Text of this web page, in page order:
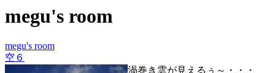
megu's room
megu's room
空６
渦巻き雲が見えるぅ～・・・